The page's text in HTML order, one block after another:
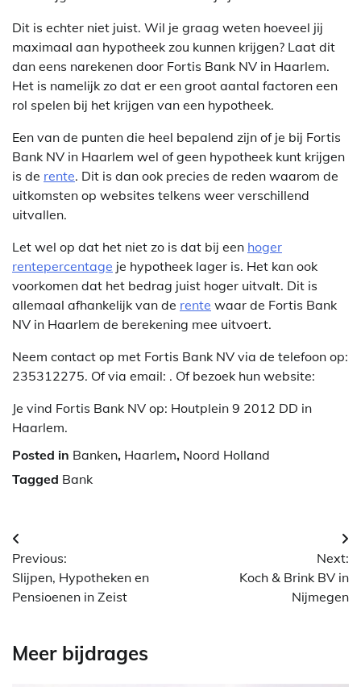
Dit is echter niet juist. Wil je graag weten hoeveel jij
maximaal aan hypotheek zou kunnen krijgen? Laat dit
dan eens narekenen door Fortis Bank NV in Haarlem.
Het is namelijk zo dat er een groot aantal factoren een
rol spelen bij het krijgen van een hypotheek.
Een van de punten die heel bepalend zijn of je bij Fortis
Bank NV in Haarlem wel of geen hypotheek kunt krijgen
is de rente. Dit is dan ook precies de reden waarom de
uitkomsten op websites telkens weer verschillend
uitvallen.
Let wel op dat het niet zo is dat bij een hoger
rentepercentage je hypotheek lager is. Het kan ook
voorkomen dat het bedrag juist hoger uitvalt. Dit is
allemaal afhankelijk van de rente waar de Fortis Bank
NV in Haarlem de berekening mee uitvoert.
Neem contact op met Fortis Bank NV via de telefoon op:
235312275. Of via email: . Of bezoek hun website:
Je vind Fortis Bank NV op: Houtplein 9 2012 DD in
Haarlem.
Posted in Banken, Haarlem, Noord Holland
Tagged Bank
Berichtnavigatie
Previous:
Slijpen, Hypotheken en
Pensioenen in Zeist
Next:
Koch & Brink BV in
Nijmegen
Meer bijdrages